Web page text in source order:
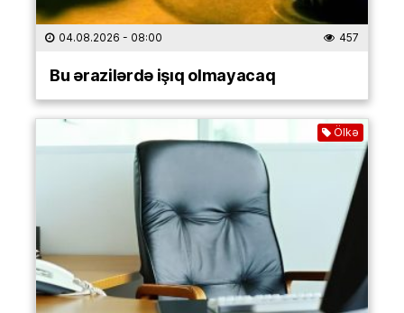
04.08.2026 - 08:00 457
Bu ərazilərdə işıq olmayacaq
Ölkə